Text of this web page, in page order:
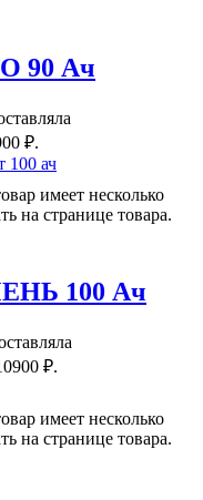
90 Ач
₽.
имеет несколько
на странице товара.
100 Ач
₽.
имеет несколько
на странице товара.